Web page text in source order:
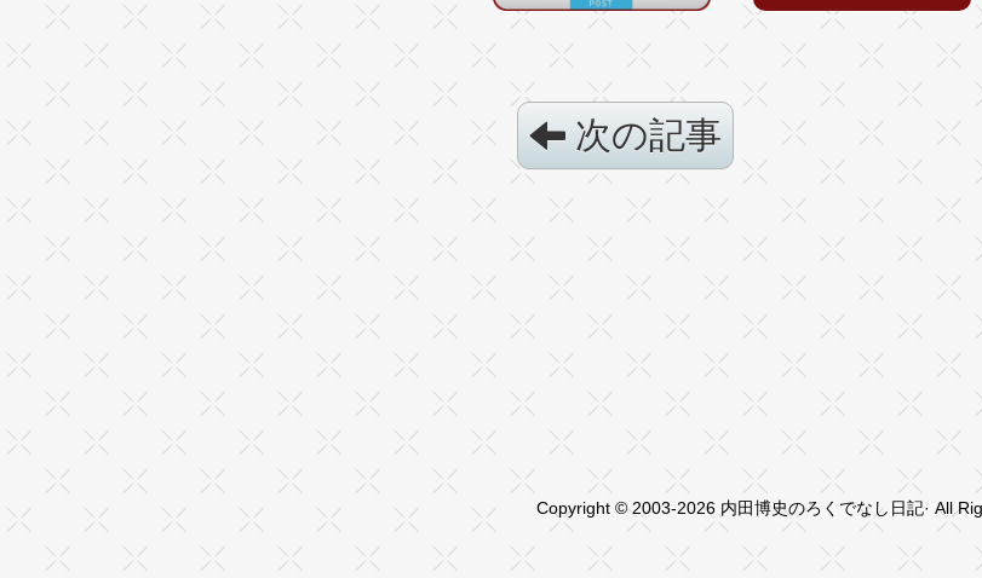
次の記事
Copyright © 2003-2026 内田博史のろくでなし日記· All